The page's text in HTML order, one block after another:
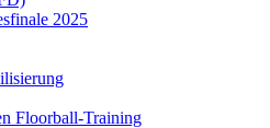
2025
Floorball-Training